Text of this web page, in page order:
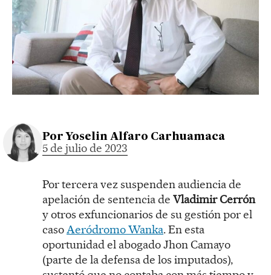
Por Yoselin Alfaro Carhuamaca
5 de julio de 2023
Por tercera vez suspenden audiencia de
apelación de sentencia de Vladimir Cerrón
y otros exfuncionarios de su gestión por el
casoAeródromo Wanka. En esta
oportunidad el abogado Jhon Camayo
(parte de la defensa de los imputados),